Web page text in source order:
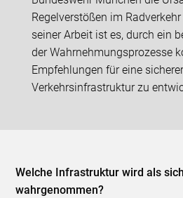
Regelverstößen im
seiner Arbeit ist es, durch ein
der Wahrnehmungsprozesse
Empfehlungen für eine
Verkehrsinfrastruktur zu
Welche Infrastruktur wird als
wahrgenommen?